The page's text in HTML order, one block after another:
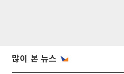
많이 본 뉴스